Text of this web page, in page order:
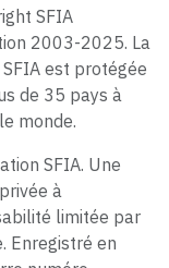
SFIA
2003-2025. La
est protégée
de 35 pays à
monde.
SFIA. Une
à
limitée par
Enregistré en